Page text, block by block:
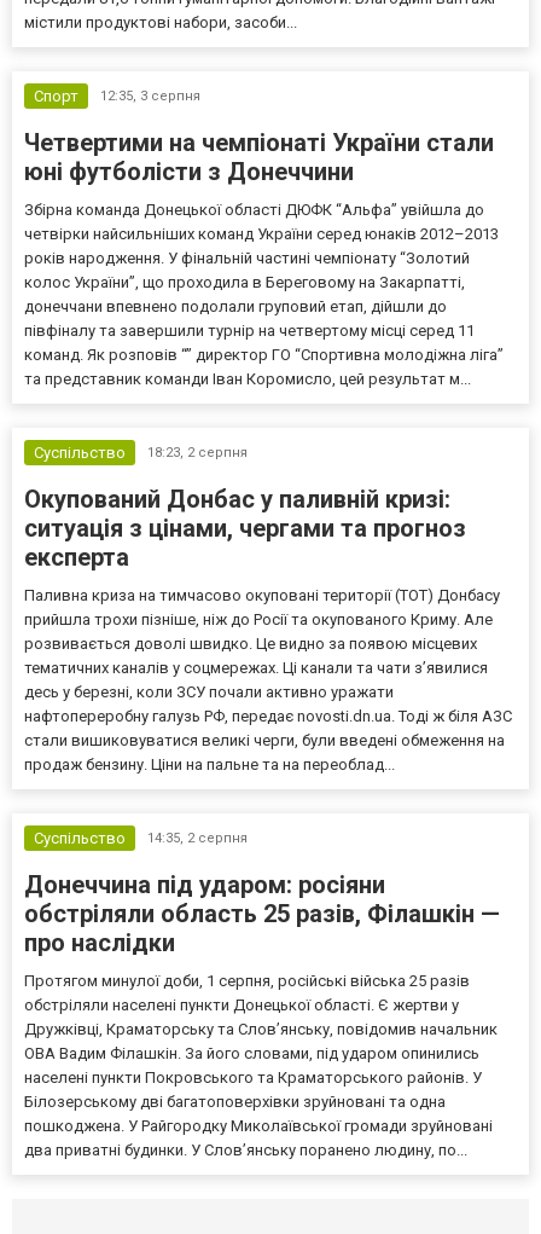
містили продуктові набори, засоби...
Спорт 12:35, 3 серпня
Четвертими на чемпіонаті України стали
юні футболісти з Донеччини
Збірна команда Донецької області ДЮФК “Альфа” увійшла до
четвірки найсильніших команд України серед юнаків 2012–2013
років народження. У фінальній частині чемпіонату “Золотий
колос України”, що проходила в Береговому на Закарпатті,
донеччани впевнено подолали груповий етап, дійшли до
півфіналу та завершили турнір на четвертому місці серед 11
команд. Як розповів “” директор ГО “Спортивна молодіжна ліга”
та представник команди Іван Коромисло, цей результат м...
Суспільство 18:23, 2 серпня
Окупований Донбас у паливній кризі:
ситуація з цінами, чергами та прогноз
експерта
Паливна криза на тимчасово окуповані території (ТОТ) Донбасу
прийшла трохи пізніше, ніж до Росії та окупованого Криму. Але
розвивається доволі швидко. Це видно за появою місцевих
тематичних каналів у соцмережах. Ці канали та чати з’явилися
десь у березні, коли ЗСУ почали активно уражати
нафтопереробну галузь РФ, передає novosti.dn.ua. Тоді ж біля АЗС
стали вишиковуватися великі черги, були введені обмеження на
продаж бензину. Ціни на пальне та на переоблад...
Суспільство 14:35, 2 серпня
Донеччина під ударом: росіяни
обстріляли область 25 разів, Філашкін —
про наслідки
Протягом минулої доби, 1 серпня, російські війська 25 разів
обстріляли населені пункти Донецької області. Є жертви у
Дружківці, Краматорську та Слов’янську, повідомив начальник
ОВА Вадим Філашкін. За його словами, під ударом опинились
населені пункти Покровського та Краматорського районів. У
Білозерському дві багатоповерхівки зруйновані та одна
пошкоджена. У Райгородку Миколаївської громади зруйновані
два приватні будинки. У Слов’янську поранено людину, по...